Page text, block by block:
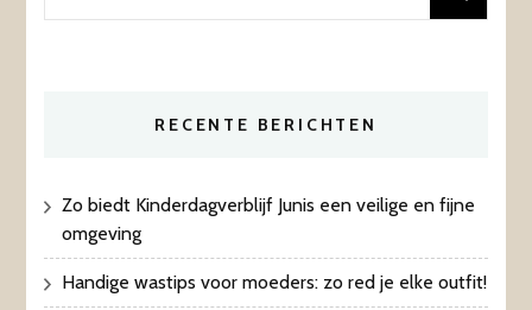
naar:
RECENTE BERICHTEN
Zo biedt Kinderdagverblijf Junis een veilige en fijne
omgeving
Handige wastips voor moeders: zo red je elke outfit!